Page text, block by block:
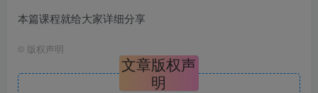
本篇课程就给大家详细分享
© 版权声明
文章版权声
明